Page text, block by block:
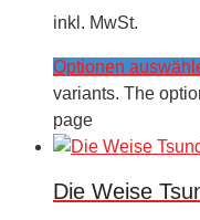
inkl. MwSt.
Optionen
variants. The
page
Die Weise